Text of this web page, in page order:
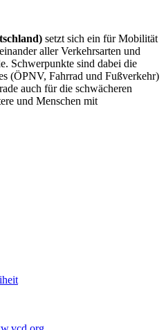
setzt sich ein für Mobilität
aller Verkehrsarten und
Schwerpunkte sind dabei die
(ÖPNV, Fahrrad und Fußverkehr)
auch für die schwächeren
und Menschen mit